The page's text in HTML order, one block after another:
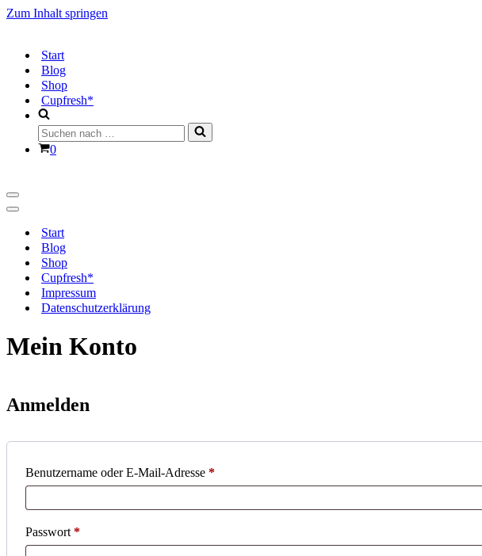
Zum Inhalt springen
Start
Blog
Shop
Cupfresh*
Suchen
nach …
Warenkorb
0
Navigationsmenü
Navigationsmenü
Start
Blog
Shop
Cupfresh*
Impressum
Datenschutzerklärung
Mein Konto
Anmelden
Benutzername oder E-Mail-Adresse *Erforderlich
Passwort *Erforderlich